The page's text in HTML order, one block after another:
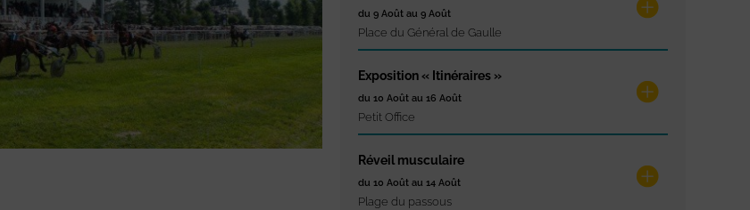
du 9 Août au 9 Août
Place du Général de Gaulle
Exposition « Itinéraires »
du 10 Août au 16 Août
Petit Office
Réveil musculaire
du 10 Août au 14 Août
Plage du passous